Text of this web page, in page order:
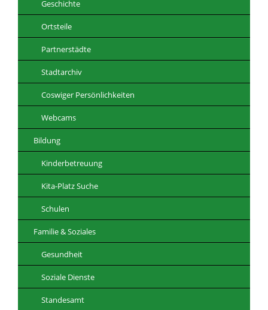
Geschichte
Ortsteile
Partnerstädte
Stadtarchiv
Coswiger Persönlichkeiten
Webcams
Bildung
Kinderbetreuung
Kita-Platz Suche
Schulen
Familie & Soziales
Gesundheit
Soziale Dienste
Standesamt